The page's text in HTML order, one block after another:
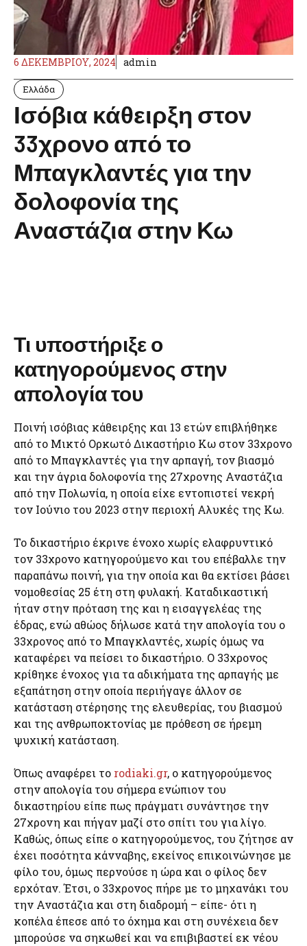
6 ΔΕΚΕΜΒΡΊΟΥ, 2024 admin
Ελλάδα
Ισόβια κάθειρξη στον
33χρονο από το
Μπαγκλαντές για την
δολοφονία της
Αναστάζια στην Κω
Τι υποστήριξε ο
κατηγορούμενος στην
απολογία του
Ποινή ισόβιας κάθειρξης και 13 ετών επιβλήθηκε
από το Μικτό Ορκωτό Δικαστήριο Κω στον 33χρονο
από το Μπαγκλαντές για την αρπαγή, τον βιασμό
και την άγρια δολοφονία της 27χρονης Αναστάζια
από την Πολωνία, η οποία είχε εντοπιστεί νεκρή
τον Ιούνιο του 2023 στην περιοχή Αλυκές της Κω.
Το δικαστήριο έκρινε ένοχο χωρίς ελαφρυντικό
τον 33χρονο κατηγορούμενο και του επέβαλλε την
παραπάνω ποινή, για την οποία και θα εκτίσει βάσει
νομοθεσίας 25 έτη στη φυλακή. Καταδικαστική
ήταν στην πρόταση της και η εισαγγελέας της
έδρας, ενώ αθώος δήλωσε κατά την απολογία του ο
33χρονος από το Μπαγκλαντές, χωρίς όμως να
καταφέρει να πείσει το δικαστήριο. O 33χρονος
κρίθηκε ένοχος για τα αδικήματα της αρπαγής με
εξαπάτηση στην οποία περιήγαγε άλλον σε
κατάσταση στέρησης της ελευθερίας, του βιασμού
και της ανθρωποκτονίας με πρόθεση σε ήρεμη
ψυχική κατάσταση.
Όπως αναφέρει το rodiaki.gr, ο κατηγορούμενος
στην απολογία του σήμερα ενώπιον του
δικαστηρίου είπε πως πράγματι συνάντησε την
27χρονη και πήγαν μαζί στο σπίτι του για λίγο.
Καθώς, όπως είπε ο κατηγορούμενος, του ζήτησε αν
έχει ποσότητα κάνναβης, εκείνος επικοινώνησε με
φίλο του, όμως περνούσε η ώρα και ο φίλος δεν
ερχόταν. Έτσι, ο 33χρονος πήρε με το μηχανάκι του
την Αναστάζια και στη διαδρομή – είπε- ότι η
κοπέλα έπεσε από το όχημα και στη συνέχεια δεν
μπορούσε να σηκωθεί και να επιβιβαστεί εκ νέου